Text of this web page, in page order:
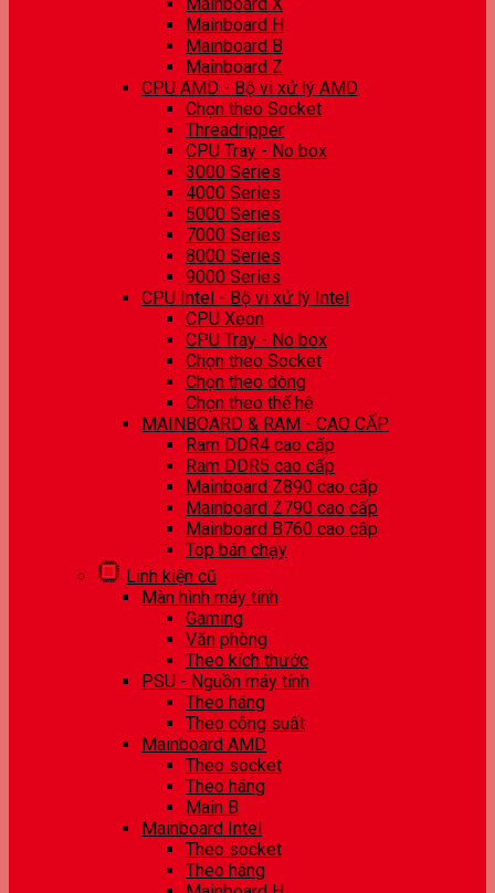
Mainboard H
Mainboard B
Mainboard Z
CPU AMD - Bộ vi xử lý AMD
Chọn theo Socket
Threadripper
CPU Tray - No box
3000 Series
4000 Series
5000 Series
7000 Series
8000 Series
9000 Series
CPU Intel - Bộ vi xử lý Intel
CPU Xeon
CPU Tray - No box
Chọn theo Socket
Chọn theo dòng
Chọn theo thế hệ
MAINBOARD & RAM - CAO CẤP
Ram DDR4 cao cấp
Ram DDR5 cao cấp
Mainboard Z890 cao cấp
Mainboard Z790 cao cấp
Mainboard B760 cao cấp
Top bán chạy
Linh kiện cũ
Màn hình máy tính
Gaming
Văn phòng
Theo kích thước
PSU - Nguồn máy tính
Theo hãng
Theo công suất
Mainboard AMD
Theo socket
Theo hãng
Main B
Mainboard Intel
Theo socket
Theo hãng